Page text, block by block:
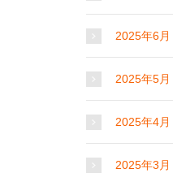
2025年6月
2025年5月
2025年4月
2025年3月